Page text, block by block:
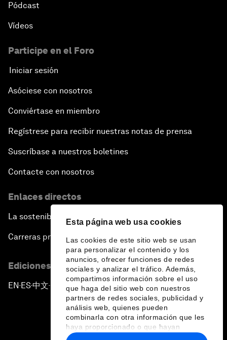
Esta página web usa cookies
Las cookies de este sitio web se usan
para personalizar el contenido y los
anuncios, ofrecer funciones de redes
sociales y analizar el tráfico. Además,
compartimos información sobre el uso
que haga del sitio web con nuestros
partners de redes sociales, publicidad y
análisis web, quienes pueden
combinarla con otra información que les
haya proporcionado o que hayan
recopilado a partir del uso que haya
Pódcast
Vídeos
Participe en el Foro
Iniciar sesión
Asóciese con nosotros
Conviértase en miembro
Regístrese para recibir nuestras notas de prensa
Suscríbase a nuestros boletines
Contacte con nosotros
Enlaces directos
La sostenibilidad en el Foro
Carreras profesionales
Ediciones en otros idiomas
EN ▪ ES▪中文▪ 日本語